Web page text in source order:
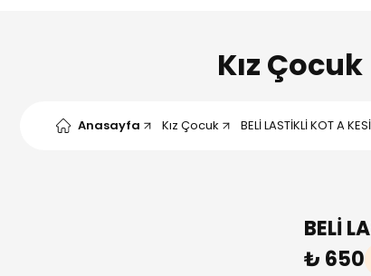
Kız Çocuk
Anasayfa Kız Çocuk BELİ LASTİKLİ KOT A
BELİ
₺ 650